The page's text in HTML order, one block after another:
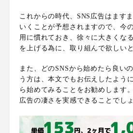
これからの時代、SNS広告はます
いくことが予想されますので、今
用に慣れておき、徐々に大きくな
を上げる為に、取り組んで欲しい
また、どのSNSから始めたら良い
う方は、本文でもお伝えしたよう
ら始めてみることをお勧めします
広告の凄さを実感できることでしょ